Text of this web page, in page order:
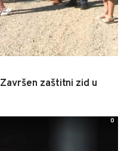
zaštitni zid u
0